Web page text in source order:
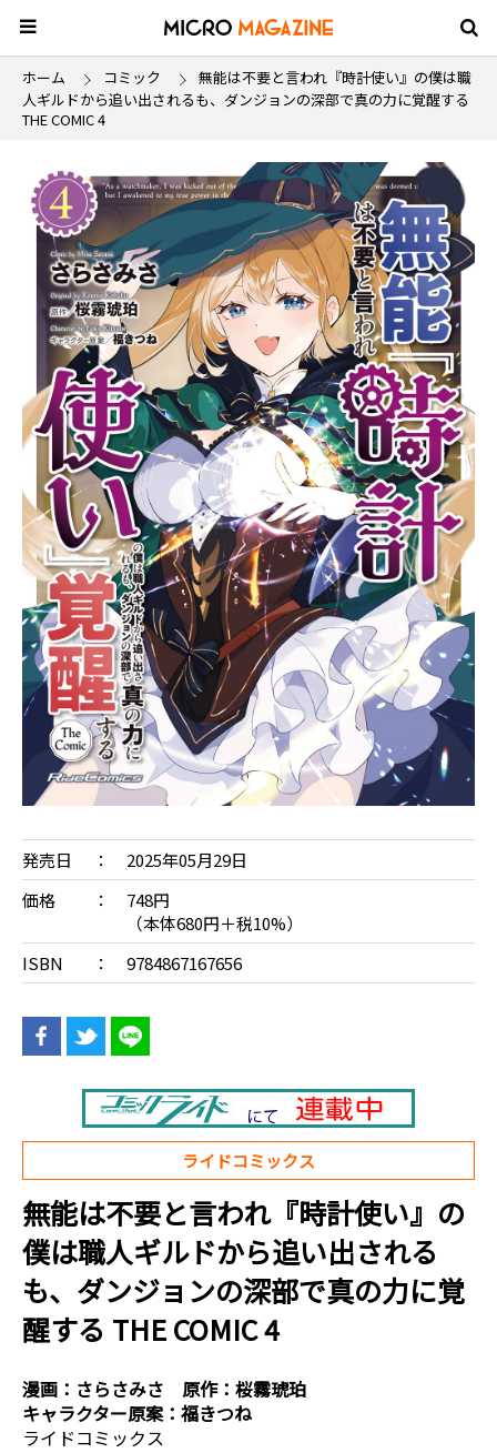
ホーム コミック
無能は不要と言われ『時計使い』の僕は職
人ギルドから追い出されるも、ダンジョンの深部で真の力に覚醒する
THE COMIC 4
発売日
2025年05月29日
価格
748円
（本体680円＋税10%）
ISBN
9784867167656
ライドコミックス
無能は不要と言われ『時計使い』の
僕は職人ギルドから追い出される
も、ダンジョンの深部で真の力に覚
醒する THE COMIC 4
漫画： さらさみさ 原作： 桜霧琥珀
キャラクター原案： 福きつね
ライドコミックス